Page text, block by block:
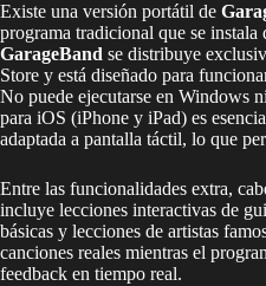
Existe una versión portátil de
programa tradicional que se instala
GarageBand se distribuye
Store y está diseñado para
No puede ejecutarse en Windows
para iOS (iPhone y iPad) es
adaptada a pantalla táctil, lo que
Entre las funcionalidades extra,
incluye lecciones interactivas de
básicas y lecciones de artistas
canciones reales mientras el
feedback en tiempo real.